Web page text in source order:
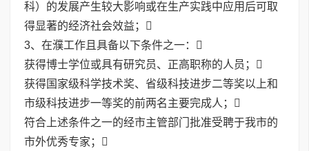
科）的发展产生较大影响或在生产实践中应用后可取
得显著的经济社会效益；
3、在濮工作且具备以下条件之一：
获得博士学位或具有研究员、正高职称的人员；
获得国家级科学技术奖、省级科技进步二等奖以上和
市级科技进步一等奖的前两名主要完成人；
符合上述条件之一的经市主管部门批准受聘于我市的
市外优秀专家；